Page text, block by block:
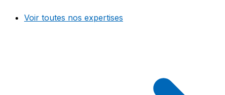
Voir toutes nos expertises